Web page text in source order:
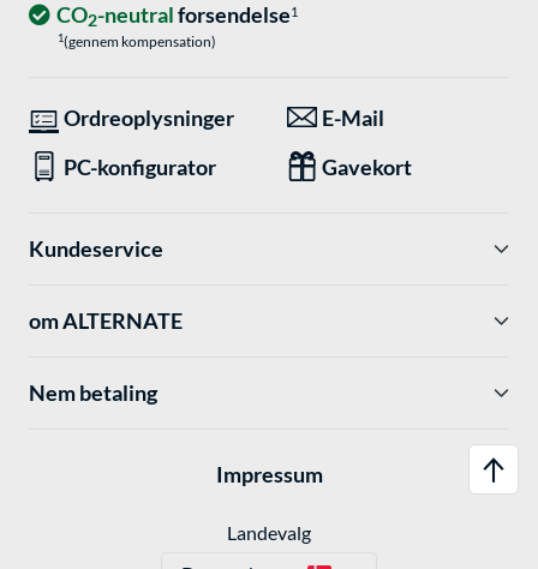
CO2-neutralforsendelse1
1(gennem kompensation)
Ordreoplysninger
E-Mail
PC-konfigurator
Gavekort
Kundeservice
om ALTERNATE
Nem betaling
Impressum
Landevalg